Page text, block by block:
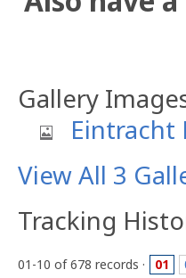
Gallery
Eintracht
View All 3
Tracking
01-10 of 678 records · 01